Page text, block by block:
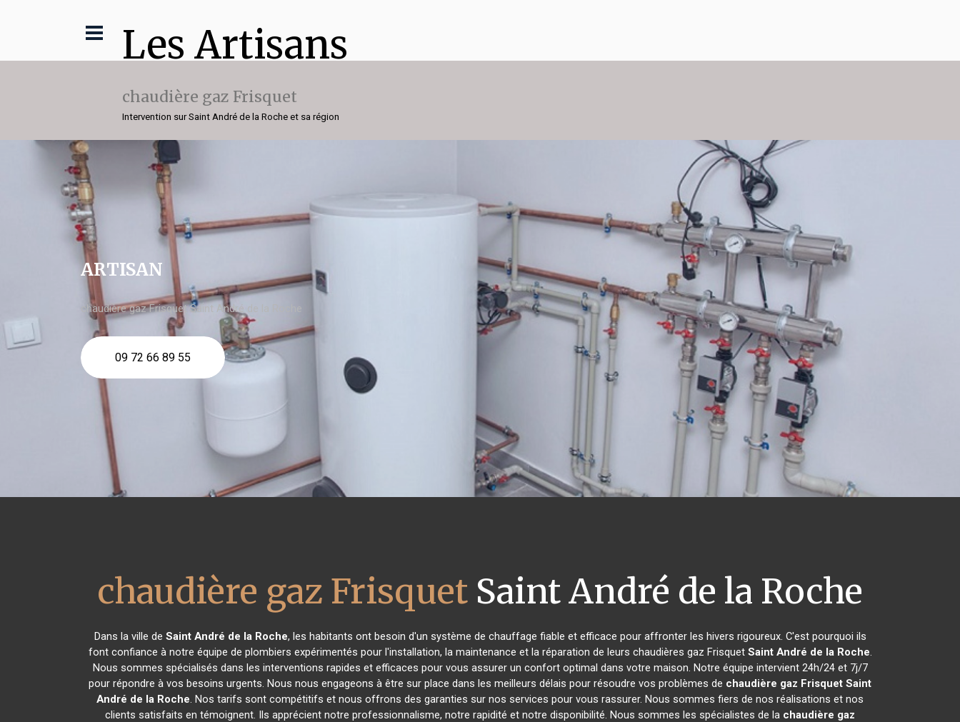
Les Artisans
chaudière gaz Frisquet
Intervention sur Saint André de la Roche et sa région
ARTISAN
chaudière gaz Frisquet Saint André de la Roche
09 72 66 89 55
chaudière gaz Frisquet Saint André de la Roche
Dans la ville de Saint André de la Roche, les habitants ont besoin d'un système de chauffage fiable et efficace pour affronter les hivers rigoureux. C'est pourquoi ils
font confiance à notre équipe de plombiers expérimentés pour l'installation, la maintenance et la réparation de leurs chaudières gaz Frisquet Saint André de la Roche.
Nous sommes spécialisés dans les interventions rapides et efficaces pour vous assurer un confort optimal dans votre maison. Notre équipe intervient 24h/24 et 7j/7
pour répondre à vos besoins urgents. Nous nous engageons à être sur place dans les meilleurs délais pour résoudre vos problèmes de chaudière gaz Frisquet Saint
André de la Roche. Nos tarifs sont compétitifs et nous offrons des garanties sur nos services pour vous rassurer. Nous sommes fiers de nos réalisations et nos
clients satisfaits en témoignent. Ils apprécient notre professionnalisme, notre rapidité et notre disponibilité. Nous sommes les spécialistes de la chaudière gaz